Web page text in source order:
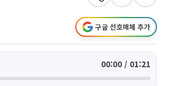
구글 선호매체 추가
00:00 / 01:21